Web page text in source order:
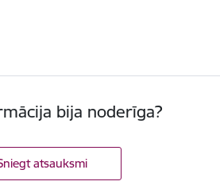
bija noderīga?
atsauksmi